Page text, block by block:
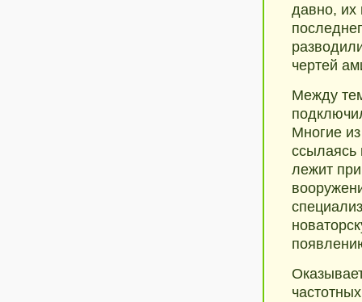
давно, их
чертей
Между
Многие
ссылаясь
лежит